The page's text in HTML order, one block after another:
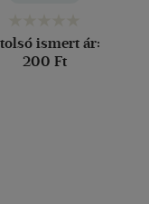
ismert ár:
200 Ft